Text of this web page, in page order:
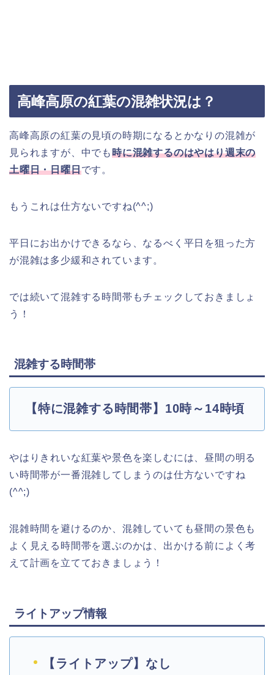
高峰高原の紅葉の混雑状況は？
高峰高原の紅葉の見頃の時期になるとかなりの混雑が
見られますが、中でも時に混雑するのはやはり週末の
土曜日・日曜日です。
もうこれは仕方ないですね(^^;)
平日にお出かけできるなら、なるべく平日を狙った方
が混雑は多少緩和されています。
では続いて混雑する時間帯もチェックしておきましょ
う！
混雑する時間帯
【特に混雑する時間帯】10時～14時頃
やはりきれいな紅葉や景色を楽しむには、昼間の明る
い時間帯が一番混雑してしまうのは仕方ないですね
(^^;)
混雑時間を避けるのか、混雑していても昼間の景色も
よく見える時間帯を選ぶのかは、出かける前によく考
えて計画を立てておきましょう！
ライトアップ情報
【ライトアップ】なし